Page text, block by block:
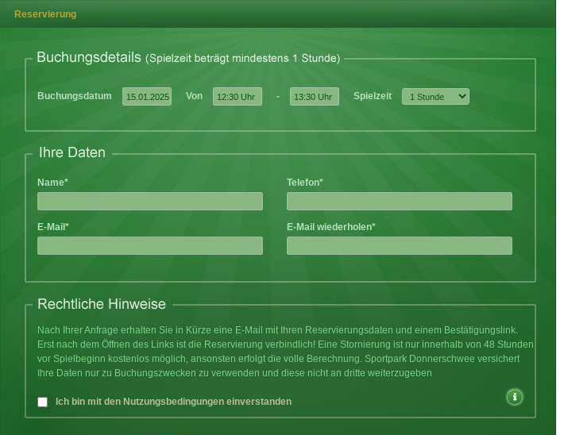
Reservierung
Buchungsdatum Von - Spielzeit
Name* Telefon*
E-Mail* E-Mail wiederholen*
Nach Ihrer Anfrage erhalten Sie in Kürze eine E-Mail mit Ihren Reservierungsdaten und einem Bestätigungslink.
Erst nach dem Öffnen des Links ist die Reservierung verbindlich! Eine Stornierung ist nur innerhalb von 48 Stunden
vor Spielbeginn kostenlos möglich, ansonsten erfolgt die volle Berechnung. Sportpark Donnerschwee versichert
Ihre Daten nur zu Buchungszwecken zu verwenden und diese nicht an dritte weiterzugeben
Ich bin mit den Nutzungsbedingungen einverstanden